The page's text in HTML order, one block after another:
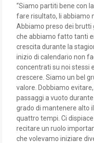
“Siamo partiti bene con
fare risultato, li abbiamo
Abbiamo preso dei brutti
che abbiamo fatto tanti
crescita durante la
inizio di calendario non
concentrati su noi stessi
crescere. Siamo un bel
valore. Dobbiamo
passaggi a vuoto
grado di mantenere alto
quattro tempi. Ci
recitare un ruolo
che volevamo iniziare